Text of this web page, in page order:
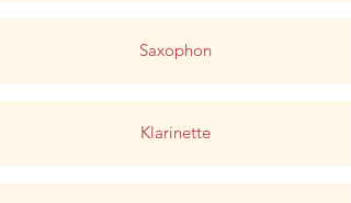
Saxophon
Klarinette